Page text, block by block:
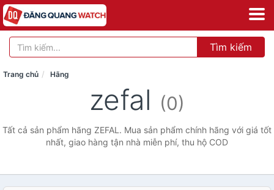
Tìm kiếm
Trang chủ Hãng
zefal (0)
Tất cả sản phẩm hãng ZEFAL. Mua sản phẩm chính hãng với giá tốt
nhất, giao hàng tận nhà miễn phí, thu hộ COD